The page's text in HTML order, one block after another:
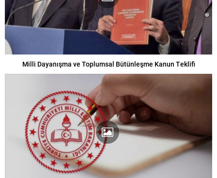
Milli Dayanışma ve Toplumsal Bütünleşme Kanun Teklifi